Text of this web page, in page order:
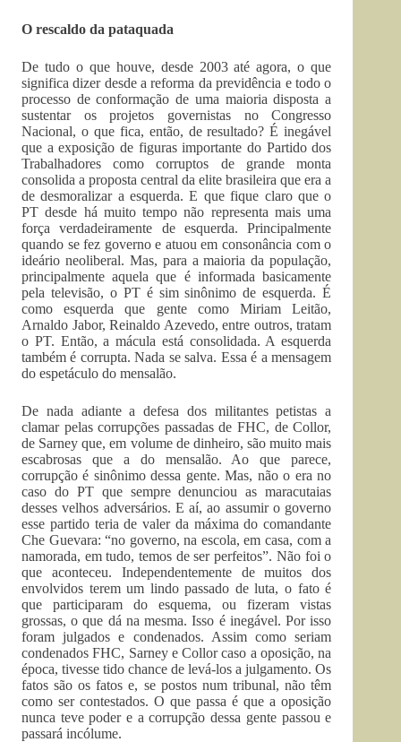
O rescaldo da pataquada
De tudo o que houve, desde 2003 até agora, o que
significa dizer desde a reforma da previdência e todo o
processo de conformação de uma maioria disposta a
sustentar os projetos governistas no Congresso
Nacional, o que fica, então, de resultado? É inegável
que a exposição de figuras importante do Partido dos
Trabalhadores como corruptos de grande monta
consolida a proposta central da elite brasileira que era a
de desmoralizar a esquerda. E que fique claro que o
PT desde há muito tempo não representa mais uma
força verdadeiramente de esquerda. Principalmente
quando se fez governo e atuou em consonância com o
ideário neoliberal. Mas, para a maioria da população,
principalmente aquela que é informada basicamente
pela televisão, o PT é sim sinônimo de esquerda. É
como esquerda que gente como Miriam Leitão,
Arnaldo Jabor, Reinaldo Azevedo, entre outros, tratam
o PT. Então, a mácula está consolidada. A esquerda
também é corrupta. Nada se salva. Essa é a mensagem
do espetáculo do mensalão.
De nada adiante a defesa dos militantes petistas a
clamar pelas corrupções passadas de FHC, de Collor,
de Sarney que, em volume de dinheiro, são muito mais
escabrosas que a do mensalão. Ao que parece,
corrupção é sinônimo dessa gente. Mas, não o era no
caso do PT que sempre denunciou as maracutaias
desses velhos adversários. E aí, ao assumir o governo
esse partido teria de valer da máxima do comandante
Che Guevara: “no governo, na escola, em casa, com a
namorada, em tudo, temos de ser perfeitos”. Não foi o
que aconteceu. Independentemente de muitos dos
envolvidos terem um lindo passado de luta, o fato é
que participaram do esquema, ou fizeram vistas
grossas, o que dá na mesma. Isso é inegável. Por isso
foram julgados e condenados. Assim como seriam
condenados FHC, Sarney e Collor caso a oposição, na
época, tivesse tido chance de levá-los a julgamento. Os
fatos são os fatos e, se postos num tribunal, não têm
como ser contestados. O que passa é que a oposição
nunca teve poder e a corrupção dessa gente passou e
passará incólume.